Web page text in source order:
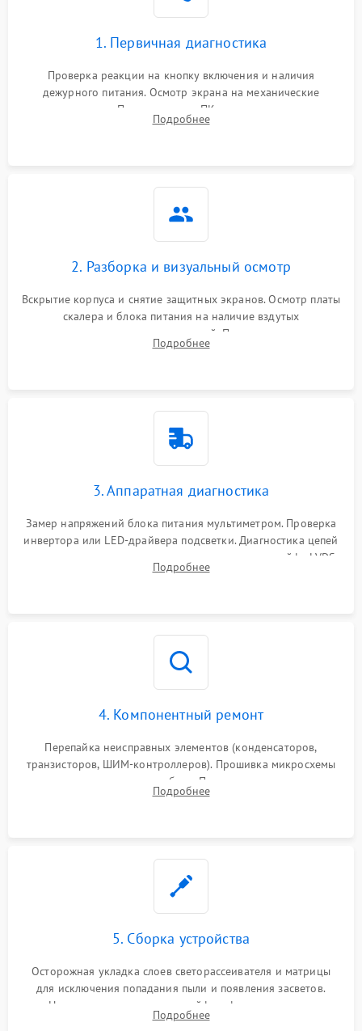
1. Первичная диагностика
Проверка реакции на кнопку включения и наличия
дежурного питания. Осмотр экрана на механические
повреждения. Подключение к ПК для оценки вывода
изображения, работы подсветки и выявления артефактов на
Подробнее
2. Разборка и визуальный осмотр
Вскрытие корпуса и снятие защитных экранов. Осмотр платы
скалера и блока питания на наличие вздутых
конденсаторов, прогаров, окислений. Проверка надежности
контактов и целостности шлейфов матрицы.
Подробнее
3. Аппаратная диагностика
Замер напряжений блока питания мультиметром. Проверка
инвертора или LED-драйвера подсветки. Диагностика цепей
питания скалера и тестирование сигналов на шлейфе LVDS
Подробнее
4. Компонентный ремонт
Перепайка неисправных элементов (конденсаторов,
транзисторов, ШИМ-контроллеров). Прошивка микросхемы
памяти при программных сбоях. При поломке подсветки —
разборка матрицы и замена выгоревших светодиодов.
Подробнее
5. Сборка устройства
Осторожная укладка слоев светорассеивателя и матрицы
для исключения попадания пыли и появления засветов.
Надежное подключение шлейфов, фиксация плат и
аккуратное защелкивание пластикового корпуса монитора.
Подробнее